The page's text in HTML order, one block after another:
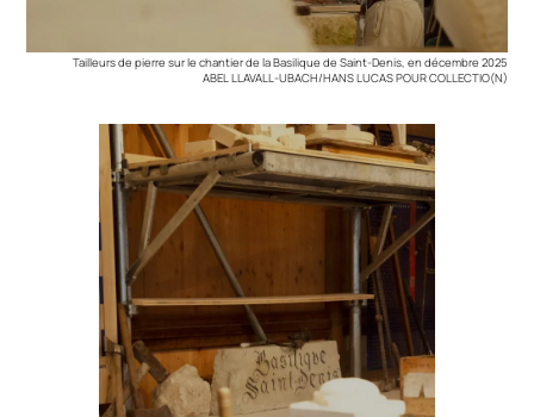
Tailleurs de pierre sur le chantier de la Basilique de Saint-Denis, en décembre 2025
ABEL LLAVALL-UBACH/HANS LUCAS POUR COLLECTIO(N)